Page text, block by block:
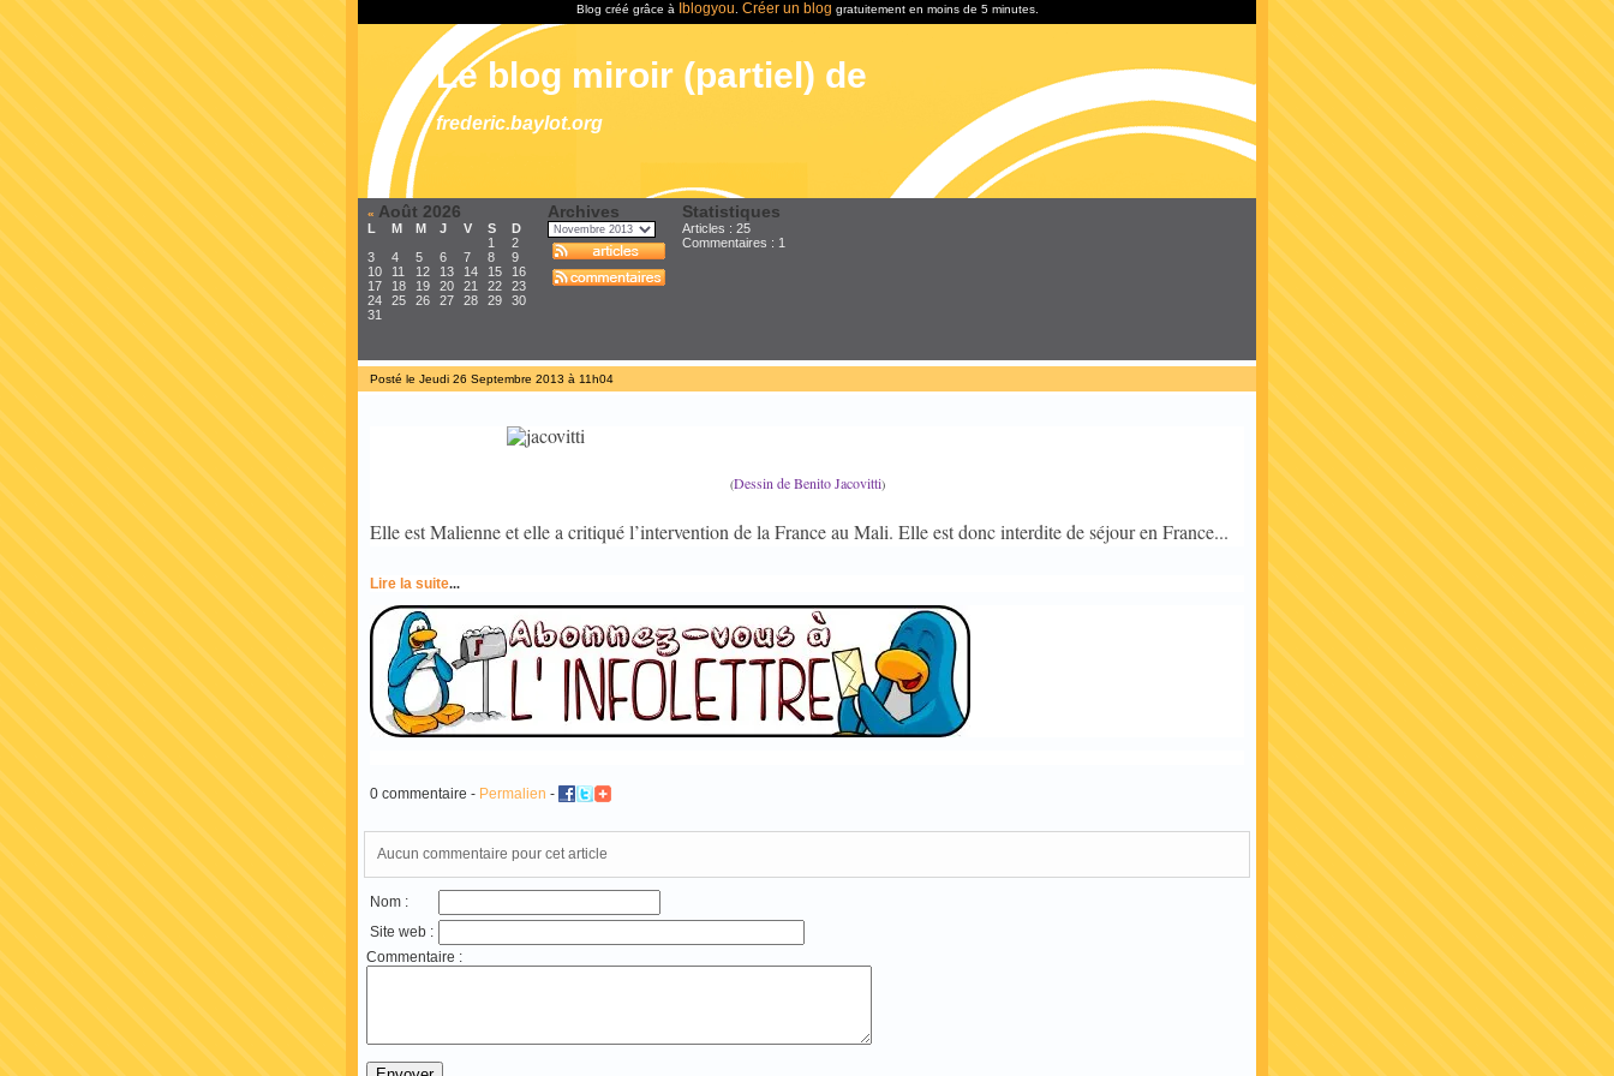
Blog créé grâce à Iblogyou Créer un blog gratuitement en moins de 5 minutes.
Le blog miroir (partiel) de
frederic.baylot.org
« Août 2026
L M M J V S
D
1
2
3
4 5 6 7 8
9
10
11 12 13 14 15
16
17
18 19 20 21 22
23
24
25 26 27 28 29
30
31
Archives Statistiques
Articles : 25
Commentaires : 1
Posté le Jeudi 26 Septembre 2013 à 11h04
(Dessin de Benito Jacovitti)
Elle est Malienne et elle a critiqué l’intervention de la France au Mali. Elle est donc interdite de séjour en France...
Lire la suite...
0 commentaire - Permalien -
Aucun commentaire pour cet article
Nom :
Site web :
Commentaire :